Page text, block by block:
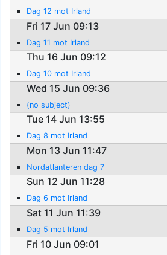
Dag 12 mot Irland
Fri 17 Jun 09:13
Dag 11 mot Irland
Thu 16 Jun 09:12
Dag 10 mot Irland
Wed 15 Jun 09:36
(no subject)
Tue 14 Jun 13:55
Dag 8 mot Irland
Mon 13 Jun 11:47
Nordatlanteren dag 7
Sun 12 Jun 11:28
Dag 6 mot Irland
Sat 11 Jun 11:39
Dag 5 mot Irland
Fri 10 Jun 09:01